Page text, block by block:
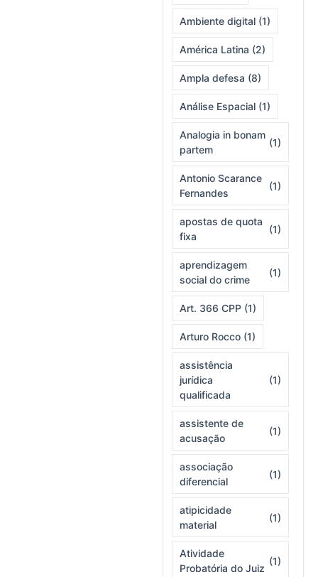
Ambiente digital (1)
América Latina (2)
Ampla defesa (8)
Análise Espacial (1)
Analogia in bonam
partem
(1)
Antonio Scarance
Fernandes
(1)
apostas de quota
fixa
(1)
aprendizagem
social do crime
(1)
Art. 366 CPP (1)
Arturo Rocco (1)
assistência
jurídica
qualificada
(1)
assistente de
acusação
(1)
associação
diferencial
(1)
atipicidade
material
(1)
Atividade
Probatória do Juiz
(1)